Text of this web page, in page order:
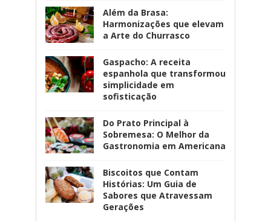
Além da Brasa:
Harmonizações que elevam
a Arte do Churrasco
Gaspacho: A receita
espanhola que transformou
simplicidade em
sofisticação
Do Prato Principal à
Sobremesa: O Melhor da
Gastronomia em Americana
Biscoitos que Contam
Histórias: Um Guia de
Sabores que Atravessam
Gerações